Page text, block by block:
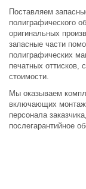
Поставляем
полиграфического
оригинальных
запасные части
полиграфических
печатных оттисков,
стоимости.
Мы оказываем
включающих
персонала
послегарантийное